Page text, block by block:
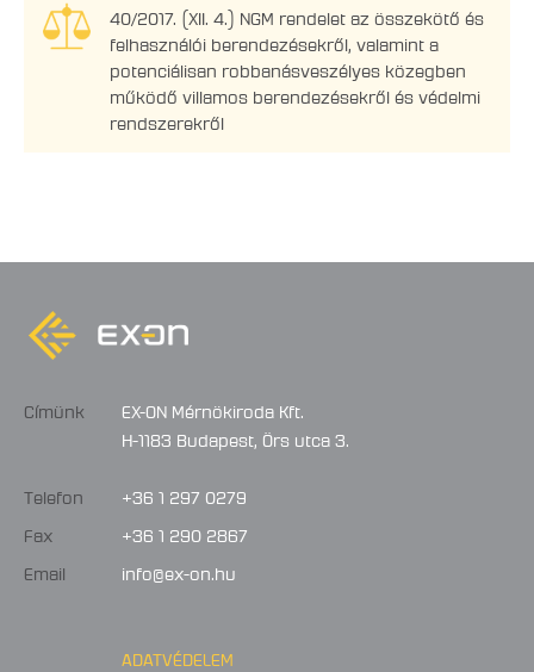
40/2017. (XII. 4.) NGM rendelet az összekötő és
felhasználói berendezésekről, valamint a
potenciálisan robbanásveszélyes közegben
működő villamos berendezésekről és védelmi
rendszerekről
Címünk
EX-ON Mérnökiroda Kft.
H-1183 Budapest, Örs utca 3.
Telefon
+36 1 297 0279
Fax
+36 1 290 2867
Email
info@ex-on.hu
ADATVÉDELEM